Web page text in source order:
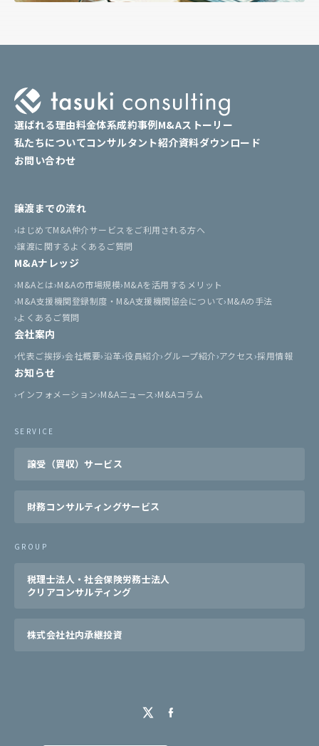
選ばれる理由料金体系成約事例M&Aストーリー
私たちについてコンサルタント紹介資料ダウンロード
お問い合わせ
譲渡までの流れ
はじめてM&A仲介サービスをご利用される方へ
譲渡に関するよくあるご質問
M&Aナレッジ
M&Aとは M&Aの市場規模 M&Aを活用するメリット
M&A支援機関登録制度・M&A支援機関協会について M&Aの手法
よくあるご質問
会社案内
代表ご挨拶 会社概要 沿革 役員紹介 グループ紹介 アクセス 採用情報
お知らせ
インフォメーション M&Aニュース M&Aコラム
SERVICE
譲受（買収）サービス
財務コンサルティングサービス
GROUP
税理士法人・社会保険労務士法人
クリアコンサルティング
株式会社社内承継投資